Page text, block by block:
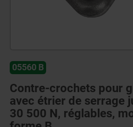
05560 B
Contre-crochets pour
avec étrier de serrage
30 500 N, réglables,